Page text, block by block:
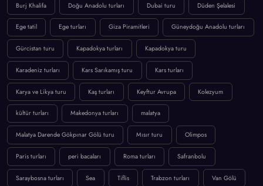
Burj Khalifa Doğu Anadolu turları Dubai turu Düden Şelalesi
Ege tatil Ege turları Giza Piramitleri Güneydoğu Anadolu turları
Gürcistan turu Kapadokya turları Kapadokya turu
Karadeniz turları Kars Sarıkamış turu Kars turları
Karya ve Likya turu Kaş turları Keyftur Avrupa Kolezyum
kültür turları Makedonya turları malatya
Malatya Darende Gökpınar Gölü turu Mısır turu Olimpos
Paris turları peri bacaları Roma turları Safranbolu
Saraybosna turları Sea Tiflis Trabzon turları Van Gölü